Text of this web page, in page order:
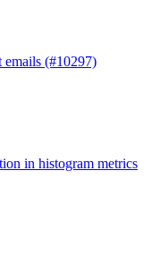
emails (#10297)
in histogram metrics